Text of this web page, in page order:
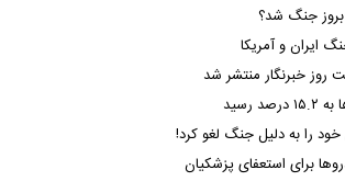
بروز جنگ شد؟
ایران و آمریکا
روز خبرنگار منتشر شد
را به دلیل جنگ لغو کرد!
برای استعفای پزشکیان